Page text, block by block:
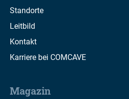
Standorte
Leitbild
Kontakt
Karriere bei COMCAVE
Magazin